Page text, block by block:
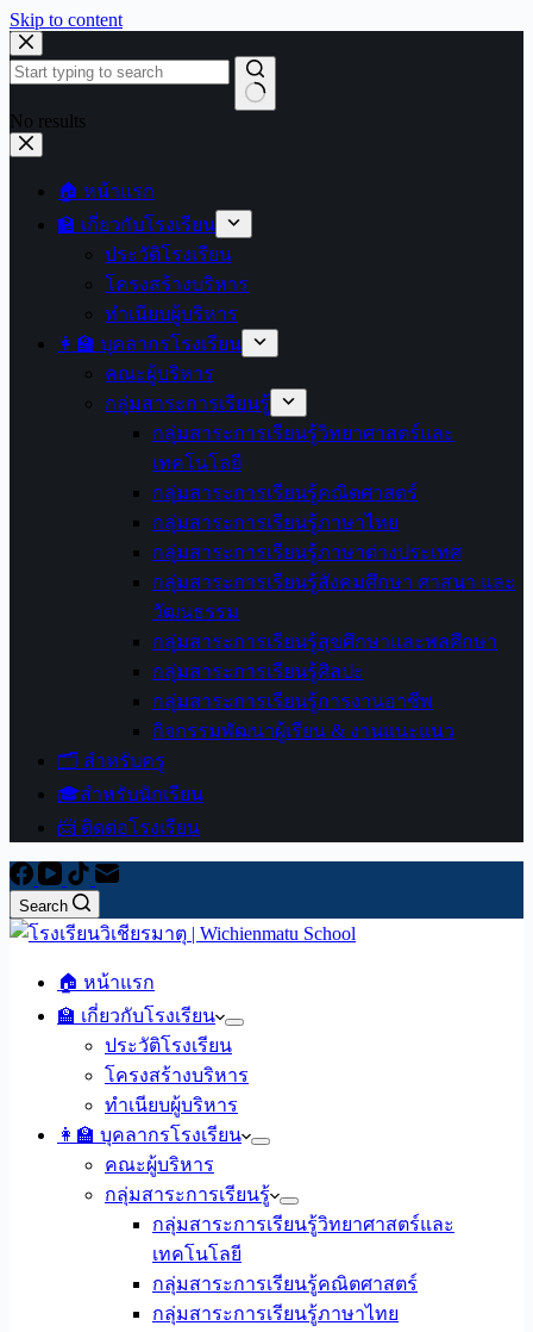
Skip to content
No results
🏠 หน้าแรก
🏫 เกี่ยวกับโรงเรียน
ประวัติโรงเรียน
โครงสร้างบริหาร
ทำเนียบผู้บริหาร
👩‍🏫 บุคลากรโรงเรียน
คณะผู้บริหาร
กลุ่มสาระการเรียนรู้
กลุ่มสาระการเรียนรู้วิทยาศาสตร์และ
เทคโนโลยี
กลุ่มสาระการเรียนรู้คณิตศาสตร์
กลุ่มสาระการเรียนรู้ภาษาไทย
กลุ่มสาระการเรียนรู้ภาษาต่างประเทศ
กลุ่มสาระการเรียนรู้สังคมศึกษา ศาสนา และ
วัฒนธรรม
กลุ่มสาระการเรียนรู้สุขศึกษาและพลศึกษา
กลุ่มสาระการเรียนรู้ศิลปะ
กลุ่มสาระการเรียนรู้การงานอาชีพ
กิจกรรมพัฒนาผู้เรียน & งานแนะแนว
🗂️ สำหรับครู
🎓สำหรับนักเรียน
📨 ติดต่อโรงเรียน
Search
🏠 หน้าแรก
🏫 เกี่ยวกับโรงเรียน
ประวัติโรงเรียน
โครงสร้างบริหาร
ทำเนียบผู้บริหาร
👩‍🏫 บุคลากรโรงเรียน
คณะผู้บริหาร
กลุ่มสาระการเรียนรู้
กลุ่มสาระการเรียนรู้วิทยาศาสตร์และ
เทคโนโลยี
กลุ่มสาระการเรียนรู้คณิตศาสตร์
กลุ่มสาระการเรียนรู้ภาษาไทย